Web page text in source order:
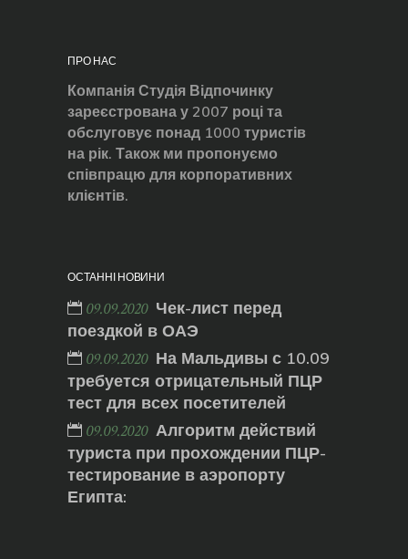
ПРО НАС
Компанія Студія Відпочинку
зареєстрована у 2007 році та
обслуговує понад 1000 туристів
на рік. Також ми пропонуємо
співпрацю для корпоративних
клієнтів.
ОСТАННІ НОВИНИ
09.09.2020 Чек-лист перед
поездкой в ОАЭ
09.09.2020 На Мальдивы с 10.09
требуется отрицательный ПЦР
тест для всех посетителей
09.09.2020 Алгоритм действий
туриста при прохождении ПЦР-
тестирование в аэропорту
Египта: